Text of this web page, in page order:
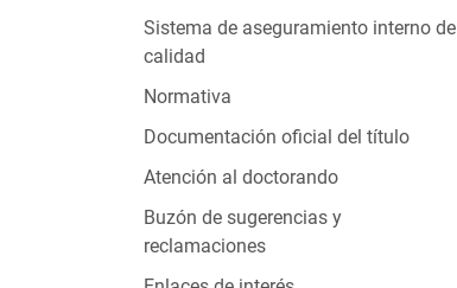
Sistema de aseguramiento interno de
calidad
Normativa
Documentación oficial del título
Atención al doctorando
Buzón de sugerencias y
reclamaciones